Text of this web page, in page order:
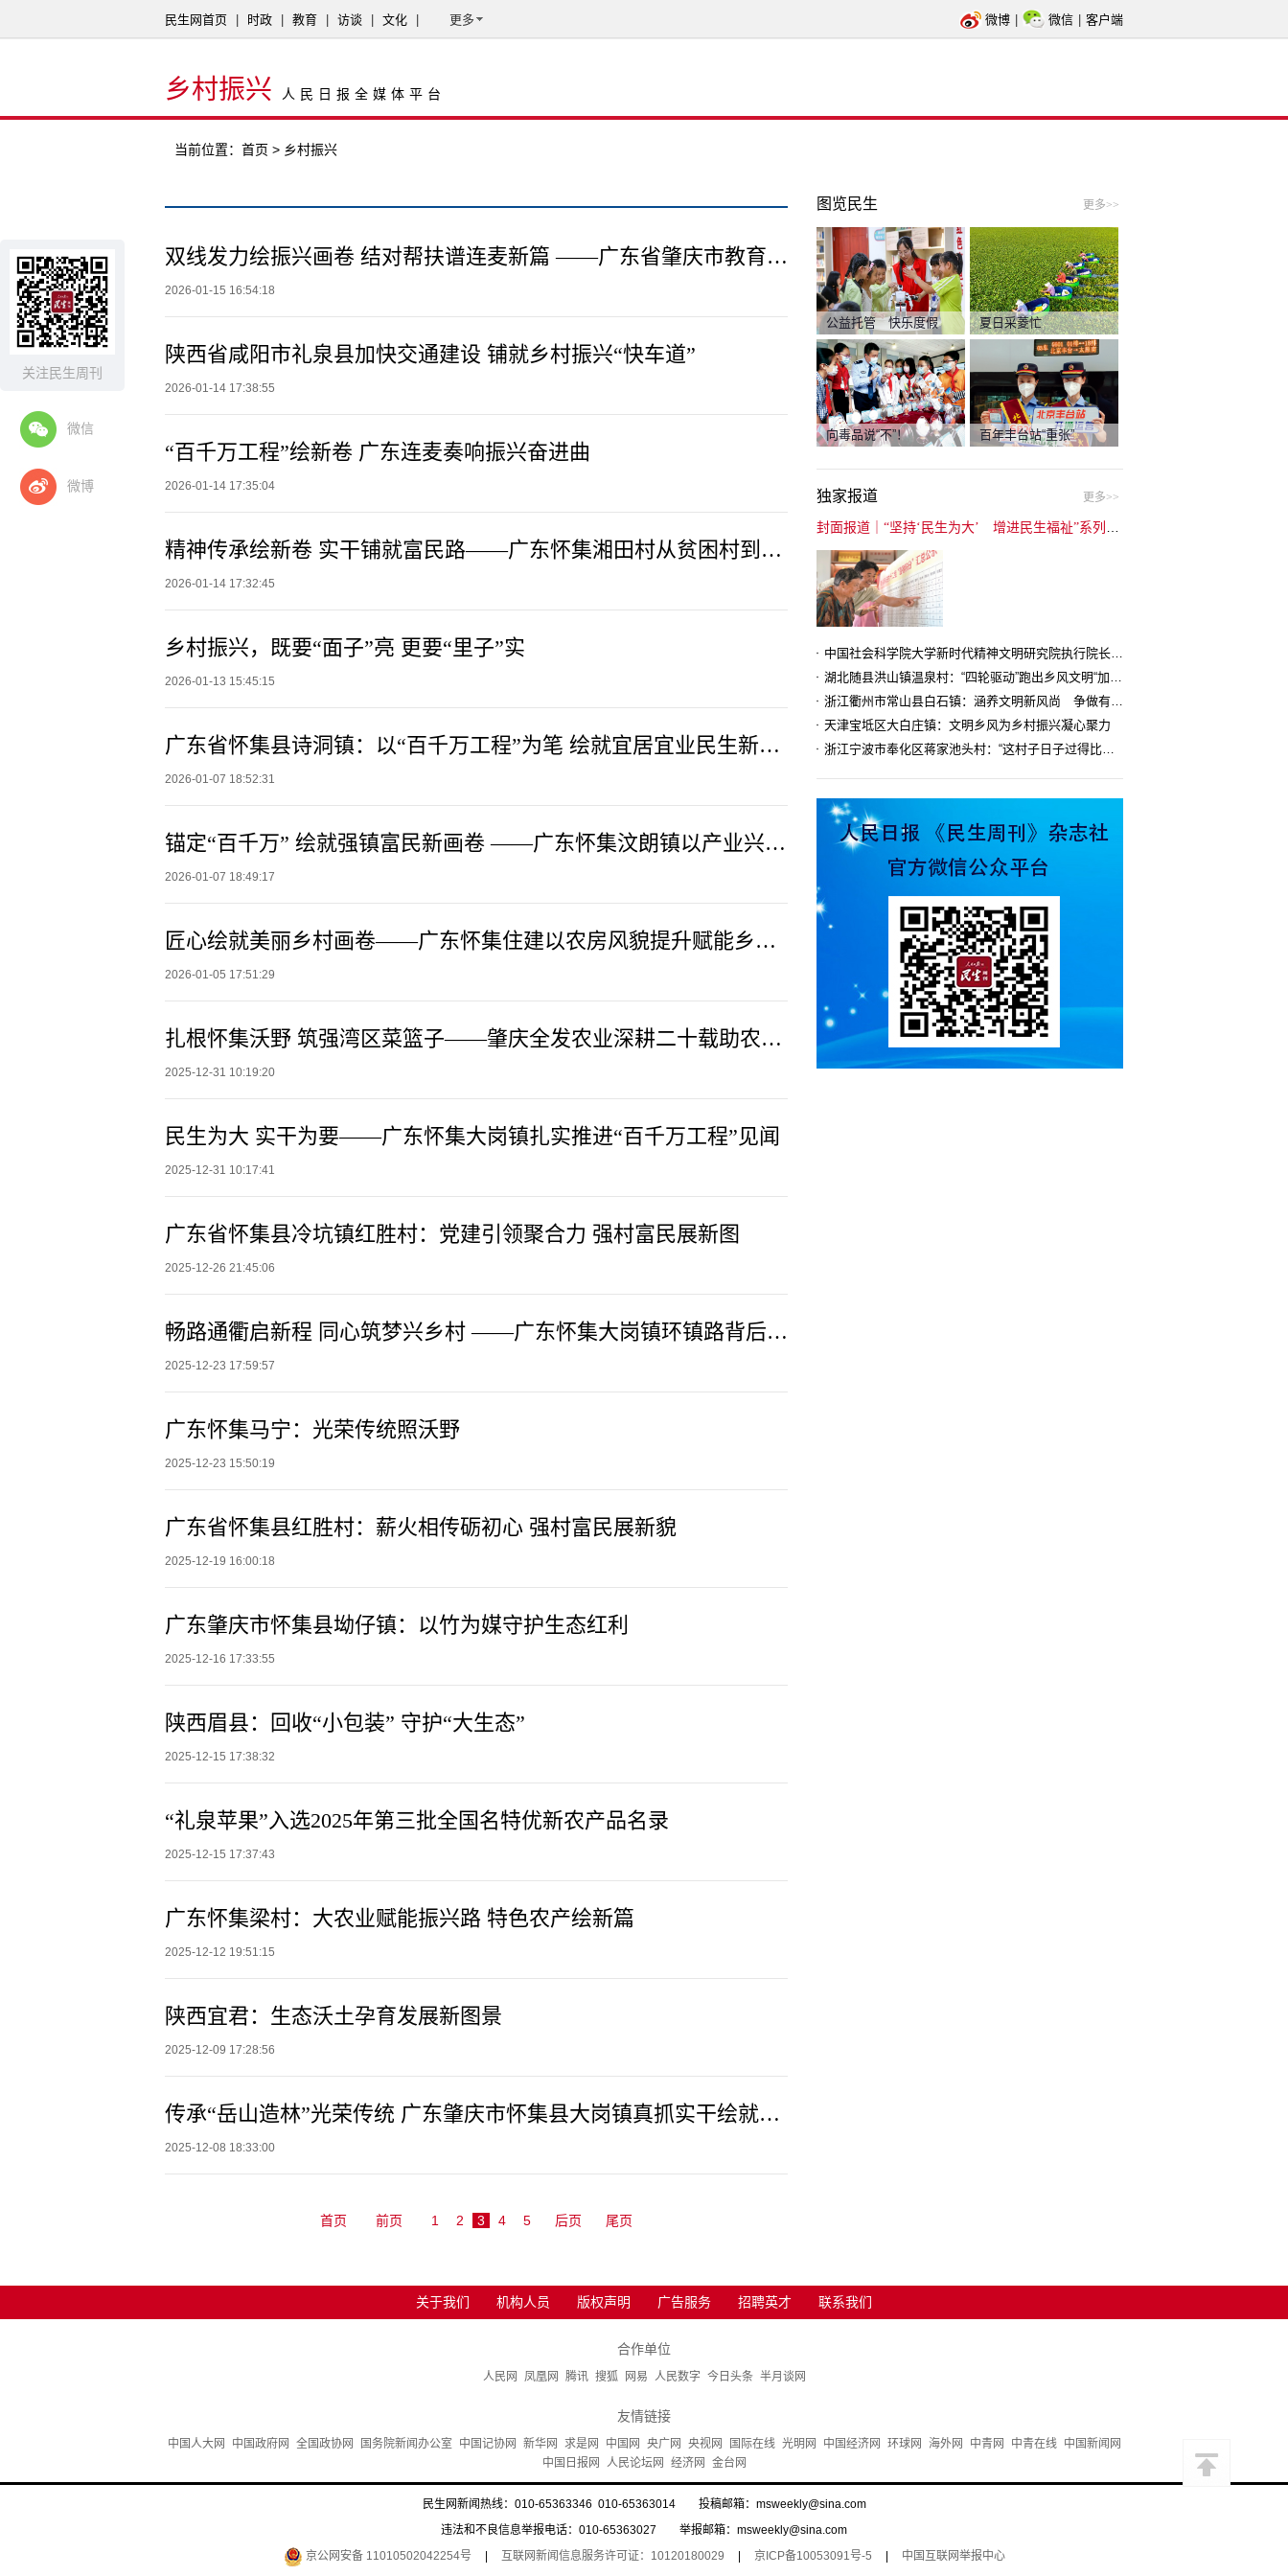
关注民生周刊
微信
微博
民生网首页 时政 教育 访谈 文化 更多 微博 微信 客户端
乡村振兴 人民日报全媒体平台
当前位置： 首页 > 乡村振兴
双线发力绘振兴画卷 结对帮扶谱连麦新篇 ——广东省肇庆市教育局、市星湖管理局驻连麦镇帮扶工作纪实
2026-01-15 16:54:18
陕西省咸阳市礼泉县加快交通建设 铺就乡村振兴“快车道”
2026-01-14 17:38:55
“百千万工程”绘新卷 广东连麦奏响振兴奋进曲
2026-01-14 17:35:04
精神传承绘新卷 实干铺就富民路——广东怀集湘田村从贫困村到强村的蝶变密码
2026-01-14 17:32:45
乡村振兴，既要“面子”亮 更要“里子”实
2026-01-13 15:45:15
广东省怀集县诗洞镇：以“百千万工程”为笔 绘就宜居宜业民生新图景
2026-01-07 18:52:31
锚定“百千万” 绘就强镇富民新画卷 ——广东怀集汶朗镇以产业兴、风貌美谱写乡村振兴新篇章
2026-01-07 18:49:17
匠心绘就美丽乡村画卷——广东怀集住建以农房风貌提升赋能乡村振兴
2026-01-05 17:51:29
扎根怀集沃野 筑强湾区菜篮子——肇庆全发农业深耕二十载助农兴村纪实
2025-12-31 10:19:20
民生为大 实干为要——广东怀集大岗镇扎实推进“百千万工程”见闻
2025-12-31 10:17:41
广东省怀集县冷坑镇红胜村：党建引领聚合力 强村富民展新图
2025-12-26 21:45:06
畅路通衢启新程 同心筑梦兴乡村 ——广东怀集大岗镇环镇路背后的振兴密码与深远变革
2025-12-23 17:59:57
广东怀集马宁：光荣传统照沃野
2025-12-23 15:50:19
广东省怀集县红胜村：薪火相传砺初心 强村富民展新貌
2025-12-19 16:00:18
广东肇庆市怀集县坳仔镇：以竹为媒守护生态红利
2025-12-16 17:33:55
陕西眉县：回收“小包装” 守护“大生态”
2025-12-15 17:38:32
“礼泉苹果”入选2025年第三批全国名特优新农产品名录
2025-12-15 17:37:43
广东怀集梁村：大农业赋能振兴路 特色农产绘新篇
2025-12-12 19:51:15
陕西宜君：生态沃土孕育发展新图景
2025-12-09 17:28:56
传承“岳山造林”光荣传统 广东肇庆市怀集县大岗镇真抓实干绘就振兴新篇
2025-12-08 18:33:00
首页 前页 1 2 3 4 5 后页 尾页
图览民生 更多>>
公益托管 快乐度假 夏日采菱忙
向毒品说“不”！ 百年丰台站“重张”
独家报道 更多>>
中国社会科学院大学新时代精神文明研究院执行院长王维国：文明村镇创建为乡村注入持久发展动力
湖北随县洪山镇温泉村：“四轮驱动”跑出乡风文明“加速度”
浙江衢州市常山县白石镇：涵养文明新风尚 争做有礼白石人
天津宝坻区大白庄镇：文明乡风为乡村振兴凝心聚力
浙江宁波市奉化区蒋家池头村：“这村子日子过得比城里还舒心”
关于我们 机构人员 版权声明 广告服务 招聘英才 联系我们
合作单位
人民网 凤凰网 腾讯 搜狐 网易 人民数字 今日头条 半月谈网
友情链接
中国人大网 中国政府网 全国政协网 国务院新闻办公室 中国记协网 新华网 求是网 中国网 央广网 央视网 国际在线 光明网 中国经济网 环球网 海外网 中青网 中青在线
中国新闻网
中国日报网
人民论坛网 经济网 金台网
民生网新闻热线：010-65363346 010-65363014 投稿邮箱：msweekly@sina.com
违法和不良信息举报电话：010-65363027 举报邮箱：msweekly@sina.com
京公网安备 11010502042254号
互联网新闻信息服务许可证：10120180029 京ICP备10053091号-5 中国互联网举报中心